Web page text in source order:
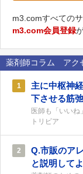
m3.comすべての
m3.com会員登録
薬剤師コラム アク
1
主に中枢神
下させる筋
医師も「いいね
トリビア
2
Q.市販のア
と説明して